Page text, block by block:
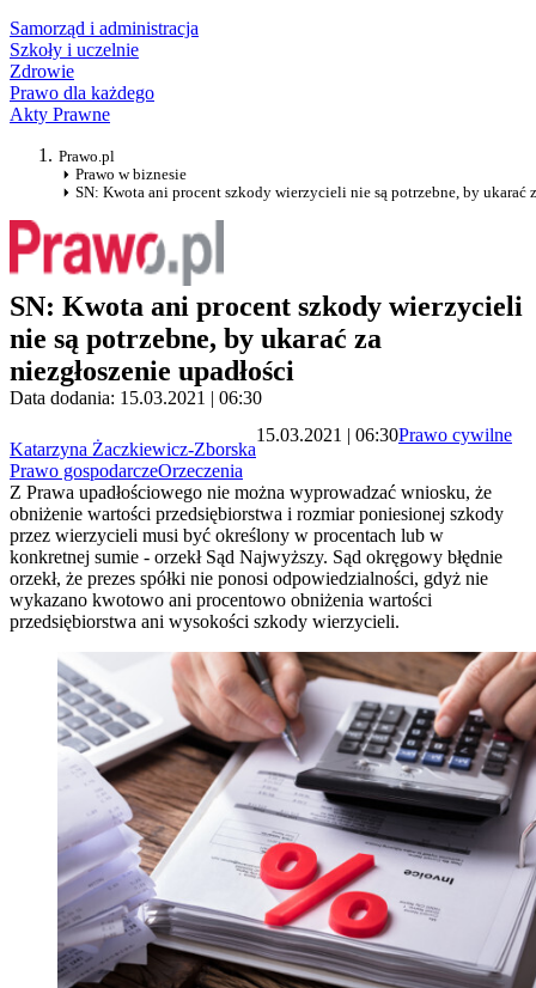
Samorząd i administracja
Szkoły i uczelnie
Zdrowie
Prawo dla każdego
Akty Prawne
Prawo.pl
Prawo w biznesie
SN: Kwota ani procent szkody wierzycieli nie są potrzebne, by ukarać
SN: Kwota ani procent szkody wierzycieli
nie są potrzebne, by ukarać za
niezgłoszenie upadłości
Data dodania: 15.03.2021 | 06:30
Katarzyna Żaczkiewicz-Zborska
15.03.2021 | 06:30Prawo cywilne
Prawo gospodarczeOrzeczenia
Z Prawa upadłościowego nie można wyprowadzać wniosku, że
obniżenie wartości przedsiębiorstwa i rozmiar poniesionej szkody
przez wierzycieli musi być określony w procentach lub w
konkretnej sumie - orzekł Sąd Najwyższy. Sąd okręgowy błędnie
orzekł, że prezes spółki nie ponosi odpowiedzialności, gdyż nie
wykazano kwotowo ani procentowo obniżenia wartości
przedsiębiorstwa ani wysokości szkody wierzycieli.